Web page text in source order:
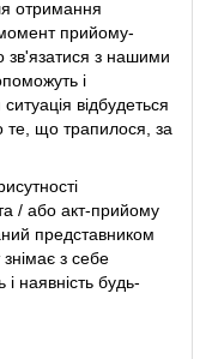
отримання
момент прийому-
зв'язатися з нашими
і
відбудеться
те, що трапилося, за
/ або акт-прийому
представником
з себе
і наявність будь-